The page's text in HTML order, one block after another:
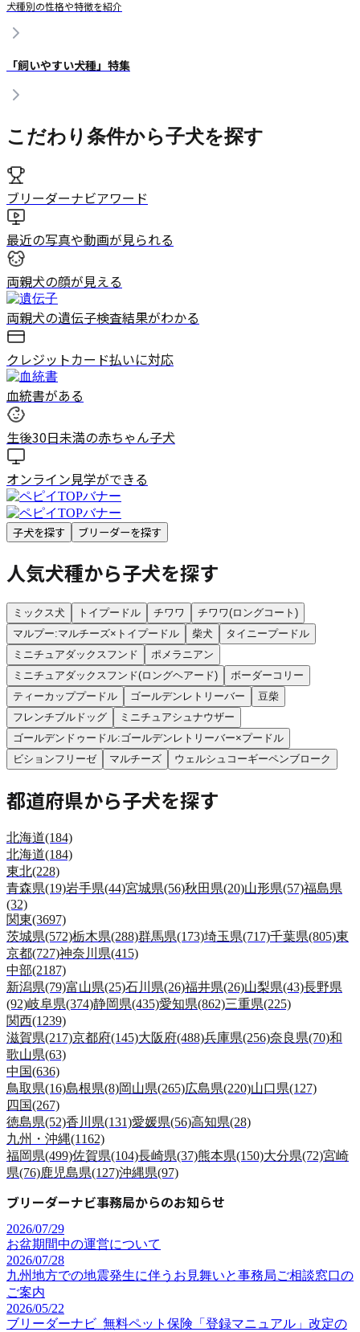
犬種別の性格や特徴を紹介
「飼いやすい犬種」特集
こだわり条件から子犬を探す
ブリーダーナビアワード
最近の写真や動画が見られる
両親犬の顔が見える
両親犬の遺伝子検査結果がわかる
クレジットカード払いに対応
血統書がある
生後30日未満の赤ちゃん子犬
オンライン見学ができる
子犬を探す ブリーダーを探す
人気犬種から子犬を探す
ミックス犬 トイプードル チワワ
チワワ(ロングコート)
マルプー:マルチーズ×トイプードル
柴犬
タイニープードル
ミニチュアダックスフンド
ポメラニアン
ミニチュアダックスフンド(ロングヘアード)
ボーダーコリー
ティーカッププードル
ゴールデンレトリーバー
豆柴
フレンチブルドッグ
ミニチュアシュナウザー
ゴールデンドゥードル:ゴールデンレトリーバー×プードル
ビションフリーゼ
マルチーズ ウェルシュコーギーペンブローク
都道府県から子犬を探す
北海道(184)
北海道(184)
東北(228)
青森県(19)岩手県(44)宮城県(56)秋田県(20)山形県(57)福島県
(32)
関東(3697)
茨城県(572)栃木県(288)群馬県(173)埼玉県(717)千葉県(805)東
京都(727)神奈川県(415)
中部(2187)
新潟県(79)富山県(25)石川県(26)福井県(26)山梨県(43)長野県
(92)岐阜県(374)静岡県(435)愛知県(862)三重県(225)
関西(1239)
滋賀県(217)京都府(145)大阪府(488)兵庫県(256)奈良県(70)和
歌山県(63)
中国(636)
鳥取県(16)島根県(8)岡山県(265)広島県(220)山口県(127)
四国(267)
徳島県(52)香川県(131)愛媛県(56)高知県(28)
九州・沖縄(1162)
福岡県(499)佐賀県(104)長崎県(37)熊本県(150)大分県(72)宮崎
県(76)鹿児島県(127)沖縄県(97)
ブリーダーナビ事務局からのお知らせ
2026/07/29
お盆期間中の運営について
2026/07/28
九州地方での地震発生に伴うお見舞いと事務局ご相談窓口の
ご案内
2026/05/22
ブリーダーナビ_無料ペット保険「登録マニュアル」改定の